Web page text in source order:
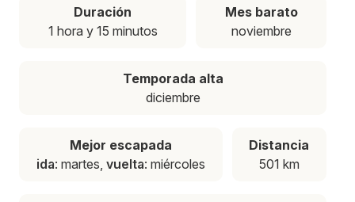
Duración
1 hora y 15 minutos
Mes barato
noviembre
Temporada alta
diciembre
Mejor escapada
ida: martes, vuelta: miércoles
Distancia
501 km